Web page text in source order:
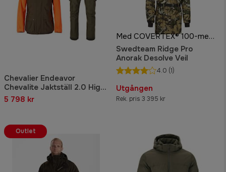
Chevalier Endeavor
Chevalite Jaktställ 2.0 High
Vis Herr
5 798 kr
Med COVERTEX® 100-membran
Swedteam Ridge Pro
Anorak Desolve Veil
4.0 (1)
Utgången
Rek. pris 3 395 kr
Outlet